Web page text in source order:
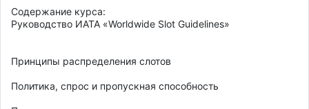
Содержание курса:
Руководство ИАТА «Worldwide Slot Guidelines»
Принципы распределения слотов
Политика, спрос и пропускная способность